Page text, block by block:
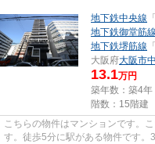
地下鉄中央線 「
地下鉄御堂筋線
地下鉄堺筋線 「
大阪府大阪市
13.1万円
築年数：築4年
階数：15階建
こちらの物件はマンションです。
す。徒歩5分に駅がある物件です。